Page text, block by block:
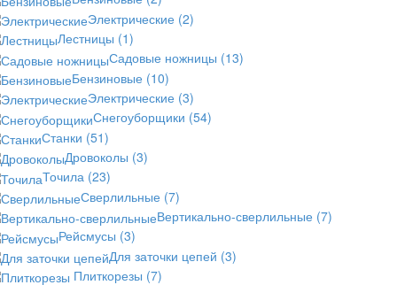
Электрические (2)
Лестницы (1)
Садовые ножницы (13)
Бензиновые (10)
Электрические (3)
Снегоуборщики (54)
Станки (51)
Дровоколы (3)
Точила (23)
Сверлильные (7)
Вертикально-сверлильные (7)
Рейсмусы (3)
Для заточки цепей (3)
Плиткорезы (7)